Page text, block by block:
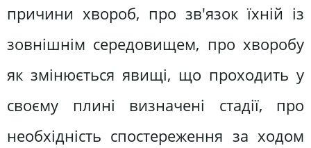
причини хвороб, про зв'язок їхній із
зовнішнім середовищем, про хворобу
як змінюється явищі, що проходить у
своєму плині визначені стадії, про
необхідність спостереження за ходом